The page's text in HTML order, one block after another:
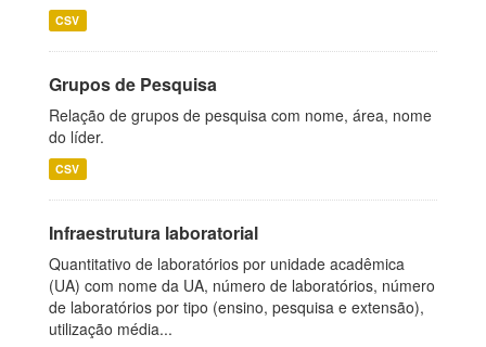
CSV
Grupos de Pesquisa
Relação de grupos de pesquisa com nome, área, nome
do líder.
CSV
Infraestrutura laboratorial
Quantitativo de laboratórios por unidade acadêmica
(UA) com nome da UA, número de laboratórios, número
de laboratórios por tipo (ensino, pesquisa e extensão),
utilização média...